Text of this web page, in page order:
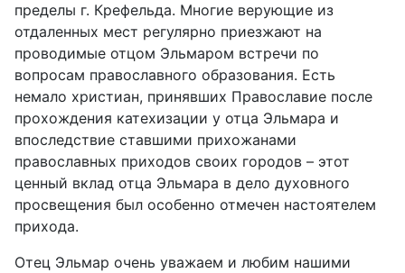
пределы г. Крефельда. Многие верующие из
отдаленных мест регулярно приезжают на
проводимые отцом Эльмаром встречи по
вопросам православного образования. Есть
немало христиан, принявших Православие после
прохождения катехизации у отца Эльмара и
впоследствие ставшими прихожанами
православных приходов своих городов – этот
ценный вклад отца Эльмара в дело духовного
просвещения был особенно отмечен настоятелем
прихода.
Отец Эльмар очень уважаем и любим нашими